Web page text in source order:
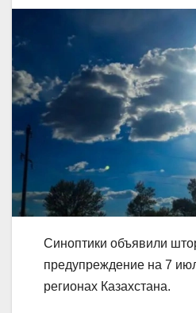
Синоптики объявили
предупреждение на 7
регионах Казахстана.